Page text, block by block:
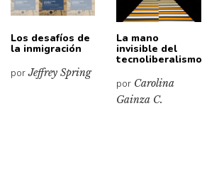
Los desafíos de
la inmigración
porJeffrey Spring
La mano
invisible del
tecnoliberalismo
por Carolina
Gainza C.